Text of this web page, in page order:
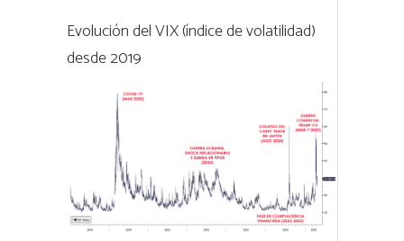
Evolución del VIX (índice de volatilidad)
desde 2019